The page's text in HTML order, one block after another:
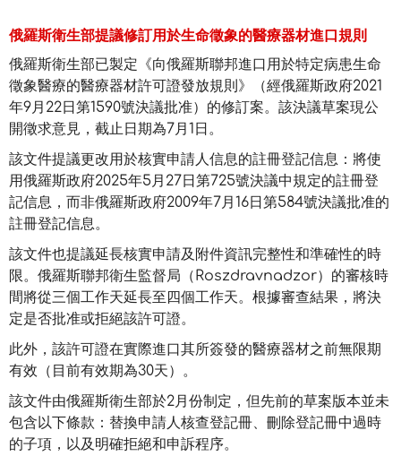
俄羅斯衛生部提議修訂用於生命徵象的醫療器材進口規則
俄羅斯衛生部已製定《向俄羅斯聯邦進口用於特定病患生命
徵象醫療的醫療器材許可證發放規則》（經俄羅斯政府2021
年9月22日第1590號決議批准）的修訂案。該決議草案現公
開徵求意見，截止日期為7月1日。
該文件提議更改用於核實申請人信息的註冊登記信息：將使
用俄羅斯政府2025年5月27日第725號決議中規定的註冊登
記信息，而非俄羅斯政府2009年7月16日第584號決議批准的
註冊登記信息。
該文件也提議延長核實申請及附件資訊完整性和準確性的時
限。俄羅斯聯邦衛生監督局（Roszdravnadzor）的審核時
間將從三個工作天延長至四個工作天。根據審查結果，將決
定是否批准或拒絕該許可證。
此外，該許可證在實際進口其所簽發的醫療器材之前無限期
有效（目前有效期為30天）。
該文件由俄羅斯衛生部於2月份制定，但先前的草案版本並未
包含以下條款：替換申請人核查登記冊、刪除登記冊中過時
的子項，以及明確拒絕和申訴程序。